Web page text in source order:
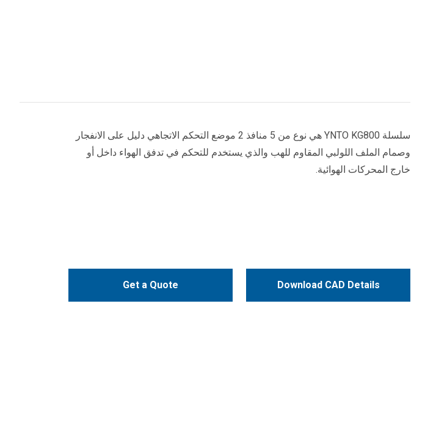
سلسلة YNTO KG800 هي نوع من 5 منافذ 2 موضع التحكم الاتجاهي دليل على الانفجار
وصمام الملف اللولبي المقاوم للهب والذي يستخدم للتحكم في تدفق الهواء داخل أو
خارج المحركات الهوائية.
Download CAD Details
Get a Quote